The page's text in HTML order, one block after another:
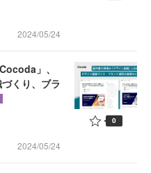
2024/05/24
」、
くり、ブラ
2024/05/24
0